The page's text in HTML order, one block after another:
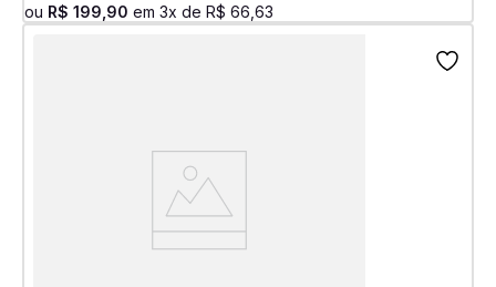
ou R$ 199 90 em 3x de R$ 66 63